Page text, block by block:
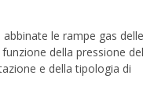
le rampe gas delle
della pressione del
e della tipologia di